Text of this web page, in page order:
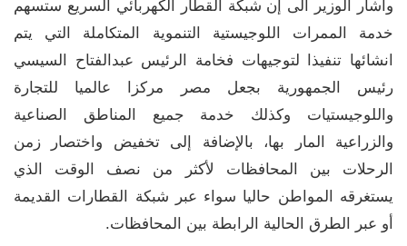
واشار الوزير الى إن شبكة القطار الكهربائي السريع ستسهم
خدمة الممرات اللوجيستية التنموية المتكاملة التي يتم
انشائها تنفيذا لتوجيهات فخامة الرئيس عبدالفتاح السيسي
رئيس الجمهورية بجعل مصر مركزا عالميا للتجارة
واللوجيستيات وكذلك خدمة جميع المناطق الصناعية
والزراعية المار بها، بالإضافة إلى تخفيض واختصار زمن
الرحلات بين المحافظات لأكثر من نصف الوقت الذي
يستغرقه المواطن حاليا سواء عبر شبكة القطارات القديمة
أو عبر الطرق الحالية الرابطة بين المحافظات.